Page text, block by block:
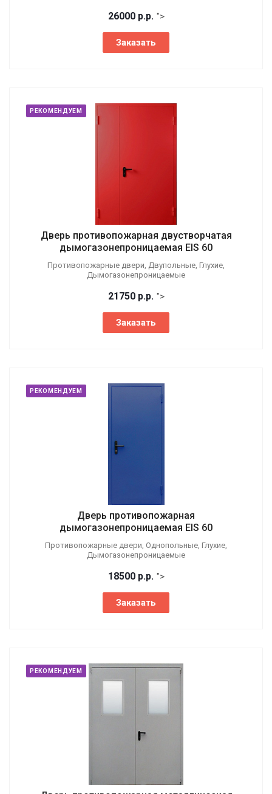
26000 р.р. ">
Заказать
РЕКОМЕНДУЕМ
Дверь противопожарная двустворчатая
дымогазонепроницаемая EIS 60
Противопожарные двери, Двупольные, Глухие,
Дымогазонепроницаемые
21750 р.р. ">
Заказать
РЕКОМЕНДУЕМ
Дверь противопожарная
дымогазонепроницаемая EIS 60
Противопожарные двери, Однопольные, Глухие,
Дымогазонепроницаемые
18500 р.р. ">
Заказать
РЕКОМЕНДУЕМ